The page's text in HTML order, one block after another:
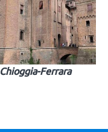
Chioggia-Ferrara